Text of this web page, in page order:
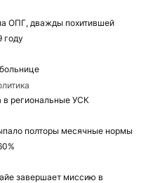
ОПГ, дважды похитившей
году
в региональные УСК
полторы месячные нормы
завершает миссию в